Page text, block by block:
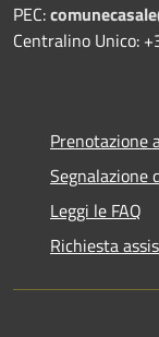
PEC:
Centralino Unico:
Prenotazione
Segnalazione
Leggi le FAQ
Richiesta